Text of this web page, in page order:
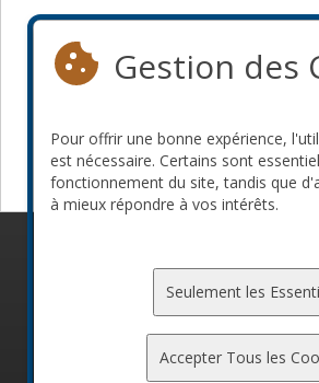
Gestion des
Pour offrir une bonne expérience,
est nécessaire. Certains sont
fonctionnement du site, tandis que
à mieux répondre à vos intérêts.
Seulement les
Accepter Tous les